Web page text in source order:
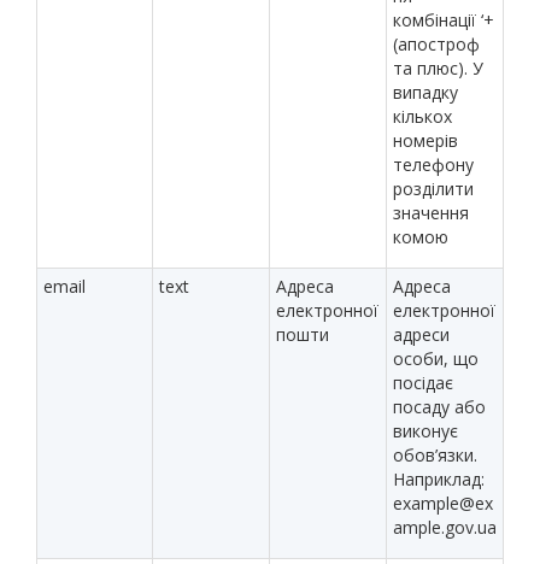
комбінації ‘+
(апостроф
та плюс). У
випадку
кількох
номерів
телефону
розділити
значення
комою
email text
Адреса
електронної
пошти
Адреса
електронної
адреси
особи, що
посідає
посаду або
виконує
обов’язки.
Наприклад:
example@ex
ample.gov.ua